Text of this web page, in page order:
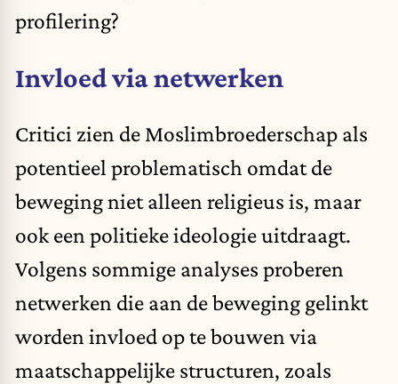
profilering?
Invloed via netwerken
Critici zien de Moslimbroederschap als
potentieel problematisch omdat de
beweging niet alleen religieus is, maar
ook een politieke ideologie uitdraagt.
Volgens sommige analyses proberen
netwerken die aan de beweging gelinkt
worden invloed op te bouwen via
maatschappelijke structuren, zoals